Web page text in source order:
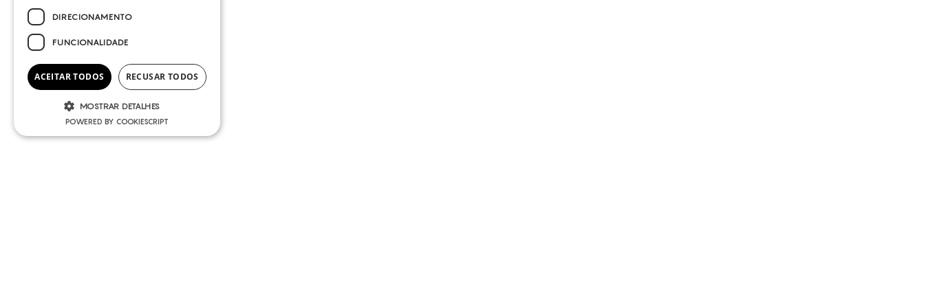
DIRECIONAMENTO
FUNCIONALIDADE
ACEITAR TODOS RECUSAR TODOS
MOSTRAR DETALHES
POWERED BY COOKIESCRIPT